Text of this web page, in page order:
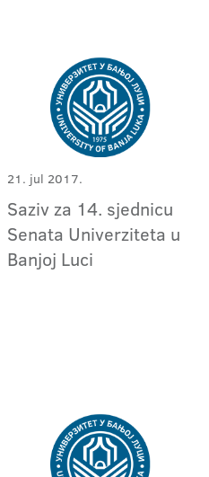
21. jul 2017.
Saziv za 14. sjednicu
Senata Univerziteta u
Banjoj Luci